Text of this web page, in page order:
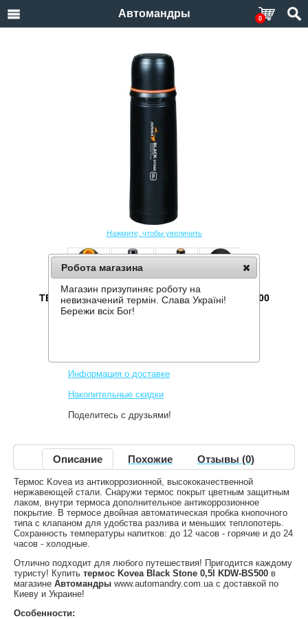
Автомандры 0
Нажмите, чтобы увеличить
ТЕРМОС KOVEA BLACK STONE 0,5L KDW-BS500
Информация о доставке
Накопительные скидки
Поделитесь с друзьями!
Описание Похожие Отзывы (0)
Термос Kovea из антикоррозионной, высококачественной
нержавеющей стали. Снаружи термос покрыт цветным защитным
лаком, внутри термоса дополнительное антикоррозионное
покрытие. В термосе двойная автоматическая пробка кнопочного
типа с клапаном для удобства разлива и меньших теплопотерь.
Сохранность температуры напитков: до 12 часов - горячие и до 24
часов - холодные.
Отлично подходит для любого путешествия! Пригодится каждому
туристу! Купить термос Kovea Black Stone 0,5l KDW-BS500 в
магазине Автомандры www.automandry.com.ua с доставкой по
Киеву и Украине!
Особенности:
Робота магазина
Магазин призупиняє роботу на
невизначений термін. Слава Україні!
Бережи всіх Бог!